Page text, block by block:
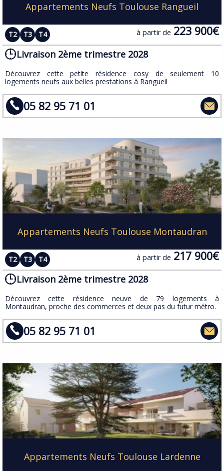
Appartements Neufs Toulouse Rangueil
T2 T3 T4 à partir de 223 900€
Livraison 2ème trimestre 2028
​Découvrez cette petite résidence cosy de seulement 10
logements neufs aux belles prestations à Rangueil
05 82 95 71 01
Appartements Neufs Toulouse Montaudran
T2 T3 T4 à partir de 217 900€
Livraison 2ème trimestre 2028
​Découvrez cette résidence neuve de 79 logements à
Montaudran, proche des commerces et deux pas du futur métro.
05 82 95 71 01
Appartements Neufs Toulouse Lardenne